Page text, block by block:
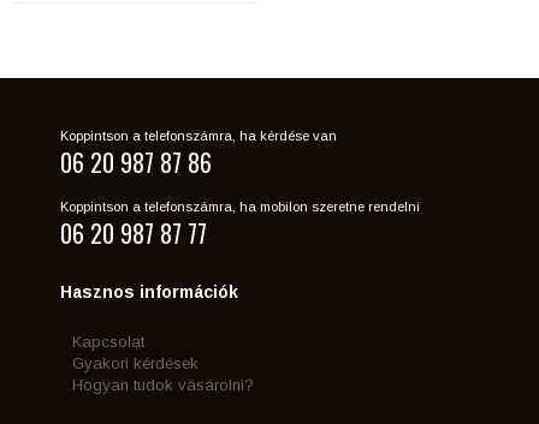
Koppintson a telefonszámra, ha kérdése van
06 20 987 87 86
Koppintson a telefonszámra, ha mobilon szeretne rendelni
06 20 987 87 77
Hasznos információk
Kapcsolat
Gyakori kérdések
Hogyan tudok vásárolni?